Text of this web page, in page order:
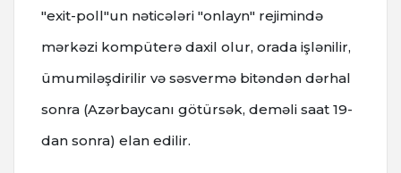
"exit-poll"un nəticələri "onlayn" rejimində
mərkəzi kompüterə daxil olur, orada işlənilir,
ümumiləşdirilir və səsvermə bitəndən dərhal
sonra (Azərbaycanı götürsək, deməli saat 19-
dan sonra) elan edilir.